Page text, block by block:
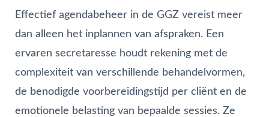
Effectief agendabeheer in de GGZ vereist meer
dan alleen het inplannen van afspraken. Een
ervaren secretaresse houdt rekening met de
complexiteit van verschillende behandelvormen,
de benodigde voorbereidingstijd per cliënt en de
emotionele belasting van bepaalde sessies. Ze